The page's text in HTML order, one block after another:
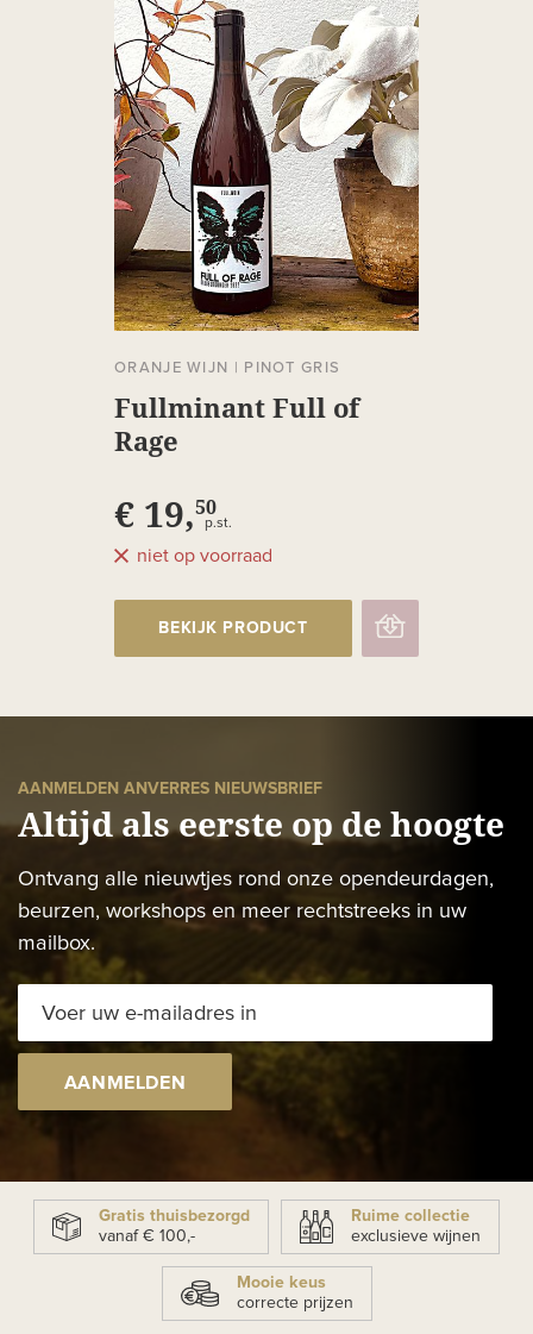
ORANJE WIJN | PINOT GRIS
Fullminant Full of
Rage
€ 19,50
p.st.
niet op voorraad
BEKIJK PRODUCT
AANMELDEN ANVERRES NIEUWSBRIEF
Altijd als eerste op de hoogte
Ontvang alle nieuwtjes rond onze opendeurdagen,
beurzen, workshops en meer rechtstreeks in uw
mailbox.
AANMELDEN
Gratis thuisbezorgd
vanaf € 100,-
Ruime collectie
exclusieve wijnen
Mooie keus
correcte prijzen